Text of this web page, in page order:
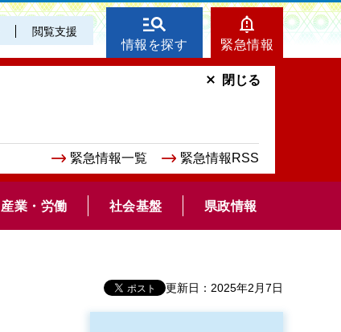
閲覧支援
情報を探す 緊急情報
緊急情報一覧 緊急情報RSS
閉じる
産業・労働 社会基盤 県政情報
更新日：2025年2月7日